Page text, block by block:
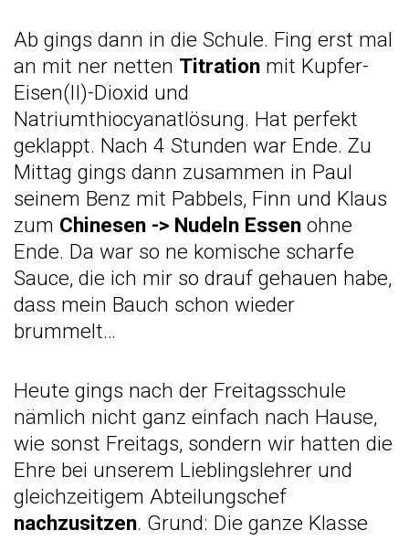
Ab gings dann in die Schule. Fing erst mal
an mit ner netten Titration mit Kupfer-
Eisen(II)-Dioxid und
Natriumthiocyanatlösung. Hat perfekt
geklappt. Nach 4 Stunden war Ende. Zu
Mittag gings dann zusammen in Paul
seinem Benz mit Pabbels, Finn und Klaus
zum Chinesen -> Nudeln Essen ohne
Ende. Da war so ne komische scharfe
Sauce, die ich mir so drauf gehauen habe,
dass mein Bauch schon wieder
brummelt…
Heute gings nach der Freitagsschule
nämlich nicht ganz einfach nach Hause,
wie sonst Freitags, sondern wir hatten die
Ehre bei unserem Lieblingslehrer und
gleichzeitigem Abteilungschef
nachzusitzen. Grund: Die ganze Klasse